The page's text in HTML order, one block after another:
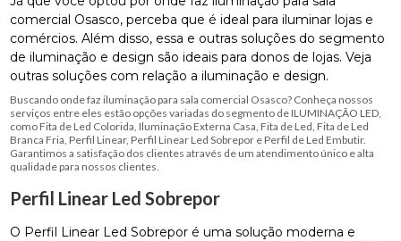
comercial Osasco, perceba que é ideal para iluminar lojas e
comércios. Além disso, essa e outras soluções do segmento
de iluminação e design são ideais para donos de lojas. Veja
outras soluções com relação a iluminação e design.
Buscando onde faz iluminação para sala comercial Osasco? Conheça nossos
serviços entre eles estão opções variadas do segmento de ILUMINAÇÃO LED,
como Fita de Led Colorida, Iluminação Externa Casa, Fita de Led, Fita de Led
Branca Fria, Perfil Linear, Perfil Linear Led Sobrepor e Perfil de Led Embutir.
Garantimos a satisfação dos clientes através de um atendimento único e alta
qualidade para nossos clientes.
Perfil Linear Led Sobrepor
O Perfil Linear Led Sobrepor é uma solução moderna e